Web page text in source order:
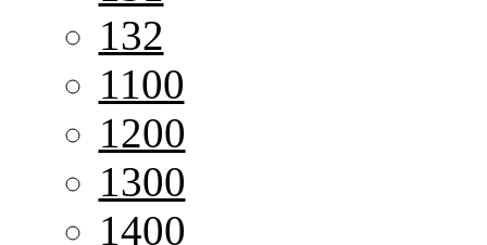
132
1100
1200
1300
1400